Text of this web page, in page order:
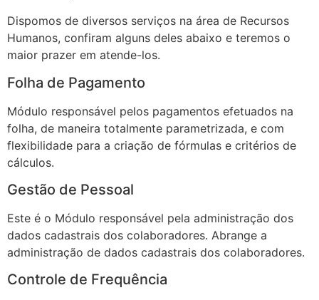
Dispomos de diversos serviços na área de Recursos
Humanos, confiram alguns deles abaixo e teremos o
maior prazer em atende-los.
Folha de Pagamento
Módulo responsável pelos pagamentos efetuados na
folha, de maneira totalmente parametrizada, e com
flexibilidade para a criação de fórmulas e critérios de
cálculos.
Gestão de Pessoal
Este é o Módulo responsável pela administração dos
dados cadastrais dos colaboradores. Abrange a
administração de dados cadastrais dos colaboradores.
Controle de Frequência